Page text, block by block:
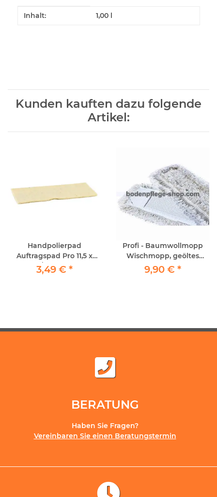
Produkteigenschaft
Wert
Inhalt: 1,00 l
Kunden kauften dazu folgende
Artikel:
Handpolierpad
Auftragspad Pro 11,5 x
25cm / 1Stück echte
Schafwolle
3,49 € *
Profi - Baumwollmopp
Wischmopp, geöltes
versiegeltes Parkett
9,90 € *
BERATUNG
Haben Sie Fragen?
Vereinbaren Sie einen Beratungstermin